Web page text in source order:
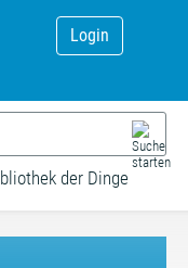
Login
der Dinge